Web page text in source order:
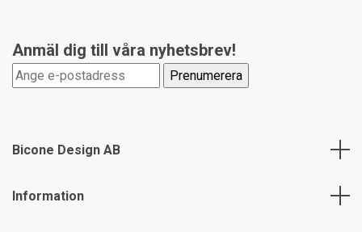
Anmäl dig till våra nyhetsbrev!
Bicone Design AB
Information